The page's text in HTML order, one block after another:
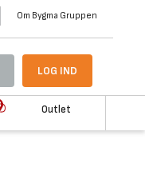
Om Bygma Gruppen
LOG IND
Outlet